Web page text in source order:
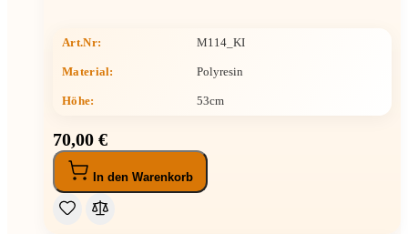
Art.Nr: M114_KI
Material: Polyresin
Höhe: 53cm
70,00 €
In den Warenkorb